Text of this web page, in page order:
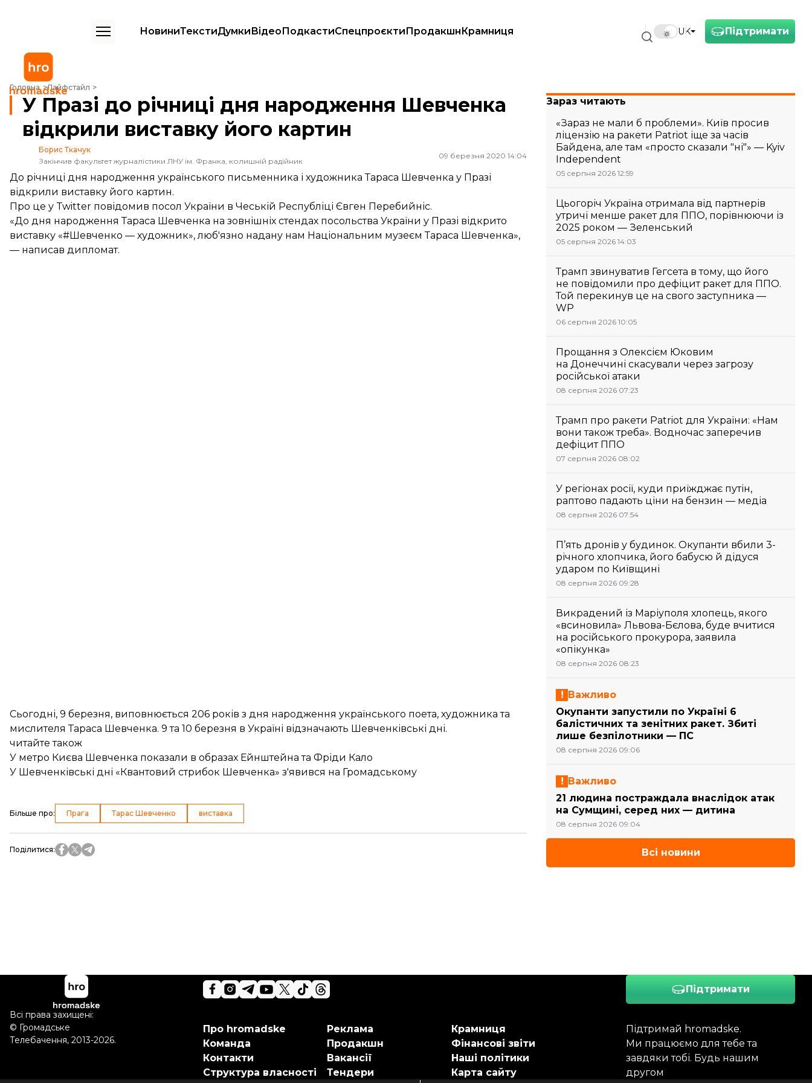
Підтримати
UK
НовиниТекстиДумкиВідеоПодкастиСпецпроєктиПродакшнКрамниця
Головна Лайфстайл
У Празі до річниці дня народження Шевченка відкрили виставку його картин
У Празі до річниці дня народження Шевченка
відкрили виставку його картин
Борис Ткачук
Закінчив факультет журналістики ЛНУ ім. Франка, колишній радійник
09 березня 2020 14:04
До річниці дня народження українського письменника і художника Тараса Шевченка у Празі
відкрили виставку його картин.
Про це у Twitter повідомив посол України в Чеській Республіці Євген Перебийніс.
«До дня народження Тараса Шевченка на зовнішніх стендах посольства України у Празі відкрито
виставку «#Шевченко — художник», люб'язно надану нам Національним музеєм Тараса Шевченка»,
— написав дипломат.
Сьогодні, 9 березня, виповнюється 206 років з дня народження українського поета, художника та
мислителя Тараса Шевченка. 9 та 10 березня в Україні відзначають Шевченківські дні.
читайте також
У метро Києва Шевченка показали в образах Ейнштейна та Фріди Кало
У Шевченківські дні «Квантовий стрибок Шевченка» з'явився на Громадському
Більше про: Прага Тарас Шевченко виставка
Поділитися:
Зараз читають
«Зараз не мали б проблеми». Київ просив
ліцензію на ракети Patriot іще за часів
Байдена, але там «просто сказали "ні"» — Kyiv
Independent
05 серпня 2026 12:59
Цьогоріч Україна отримала від партнерів
утричі менше ракет для ППО, порівнюючи із
2025 роком — Зеленський
05 серпня 2026 14:03
Трамп звинуватив Гегсета в тому, що його
не повідомили про дефіцит ракет для ППО.
Той перекинув це на свого заступника —
WP
06 серпня 2026 10:05
Прощання з Олексієм Юковим
на Донеччині скасували через загрозу
російської атаки
08 серпня 2026 07:23
Трамп про ракети Patriot для України: «Нам
вони також треба». Водночас заперечив
дефіцит ППО
07 серпня 2026 08:02
У регіонах росії, куди приїжджає путін,
раптово падають ціни на бензин — медіа
08 серпня 2026 07:54
П’ять дронів у будинок. Окупанти вбили 3-
річного хлопчика, його бабусю й дідуся
ударом по Київщині
08 серпня 2026 09:28
Викрадений із Маріуполя хлопець, якого
«всиновила» Львова-Бєлова, буде вчитися
на російського прокурора, заявила
«опікунка»
08 серпня 2026 08:23
Важливо
Окупанти запустили по Україні 6
балістичних та зенітних ракет. Збиті
лише безпілотники — ПС
08 серпня 2026 09:06
Важливо
21 людина постраждала внаслідок атак
на Сумщині, серед них — дитина
08 серпня 2026 09:04
Всі новини
Підтримати
Підтримай hromadske.
Ми працюємо для тебе та
завдяки тобі. Будь нашим
другом
Про hromadske
Команда
Контакти
Структура власності
Реклама
Продакшн
Вакансії
Тендери
Крамниця
Фінансові звіти
Наші політики
Карта сайту
Всі права захищені:
© Громадське
Телебачення, 2013-2026.